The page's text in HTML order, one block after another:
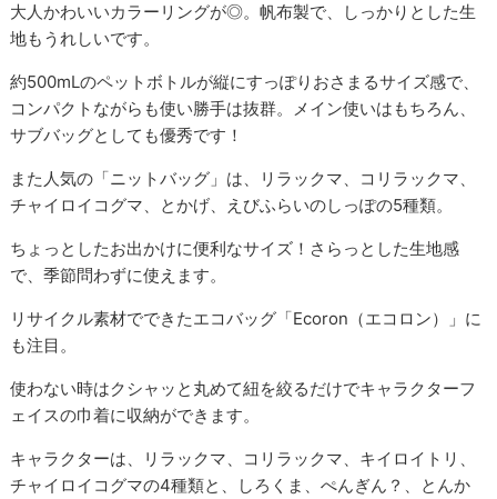
大人かわいいカラーリングが◎。帆布製で、しっかりとした生
地もうれしいです。
約500mLのペットボトルが縦にすっぽりおさまるサイズ感で、
コンパクトながらも使い勝手は抜群。メイン使いはもちろん、
サブバッグとしても優秀です！
また人気の「ニットバッグ」は、リラックマ、コリラックマ、
チャイロイコグマ、とかげ、えびふらいのしっぽの5種類。
ちょっとしたお出かけに便利なサイズ！さらっとした生地感
で、季節問わずに使えます。
リサイクル素材でできたエコバッグ「Ecoron（エコロン）」に
も注目。
使わない時はクシャッと丸めて紐を絞るだけでキャラクターフ
ェイスの巾着に収納ができます。
キャラクターは、リラックマ、コリラックマ、キイロイトリ、
チャイロイコグマの4種類と、しろくま、ぺんぎん？、とんか